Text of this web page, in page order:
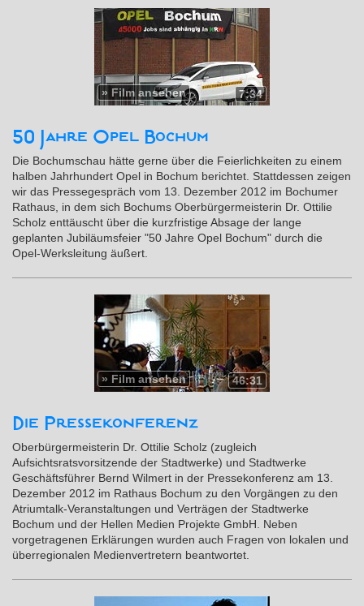
7:34
» Film ansehen
50 Jahre Opel Bochum
Die Bochumschau hätte gerne über die Feierlichkeiten zu einem
halben Jahrhundert Opel in Bochum berichtet. Stattdessen zeigen
wir das Pressegespräch vom 13. Dezember 2012 im Bochumer
Rathaus, in dem sich Bochums Oberbürgermeisterin Dr. Ottilie
Scholz enttäuscht über die kurzfristige Absage der lange
geplanten Jubiläumsfeier "50 Jahre Opel Bochum" durch die
Opel-Werksleitung äußert.
46:31
» Film ansehen
Die Pressekonferenz
Oberbürgermeisterin Dr. Ottilie Scholz (zugleich
Aufsichtsratsvorsitzende der Stadtwerke) und Stadtwerke
Geschäftsführer Bernd Wilmert in der Pressekonferenz am 13.
Dezember 2012 im Rathaus Bochum zu den Vorgängen zu den
Atriumtalk-Veranstaltungen und Verträgen der Stadtwerke
Bochum und der Hellen Medien Projekte GmbH. Neben
vorgetragenen Erklärungen wurden auch Fragen von lokalen und
überregionalen Medienvertretern beantwortet.